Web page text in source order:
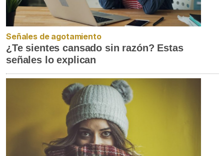
Señales de agotamiento
¿Te sientes cansado sin razón? Estas
señales lo explican